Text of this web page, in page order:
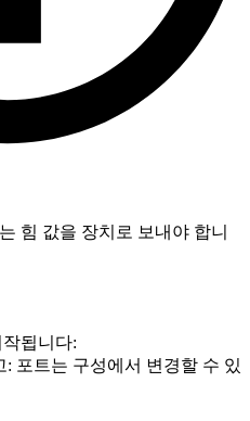
힘 값을 장치로 보내야 합니
됩니다:
: 포트는 구성에서 변경할 수 있